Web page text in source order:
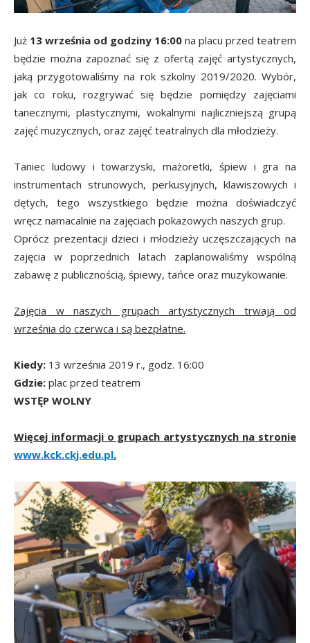
Już 13 września od godziny 16:00 na placu przed teatrem
będzie można zapoznać się z ofertą zajęć artystycznych,
jaką przygotowaliśmy na rok szkolny 2019/2020. Wybór,
jak co roku, rozgrywać się będzie pomiędzy zajęciami
tanecznymi, plastycznymi, wokalnymi najliczniejszą grupą
zajęć muzycznych, oraz zajęć teatralnych dla młodzieży.
Taniec ludowy i towarzyski, mażoretki, śpiew i gra na
instrumentach strunowych, perkusyjnych, klawiszowych i
dętych, tego wszystkiego będzie można doświadczyć
wręcz namacalnie na zajęciach pokazowych naszych grup.
Oprócz prezentacji dzieci i młodzieży uczęszczających na
zajęcia w poprzednich latach zaplanowaliśmy wspólną
zabawę z publicznością, śpiewy, tańce oraz muzykowanie.
Zajęcia w naszych grupach artystycznych trwają od
września do czerwca i są bezpłatne.
Kiedy: 13 września 2019 r., godz. 16:00
Gdzie: plac przed teatrem
WSTĘP WOLNY
Więcej informacji o grupach artystycznych na stronie
www.kck.ckj.edu.pl.